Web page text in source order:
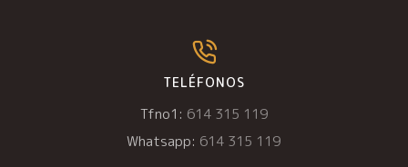
TELÉFONOS
Tfno1: 614 315 119
Whatsapp: 614 315 119